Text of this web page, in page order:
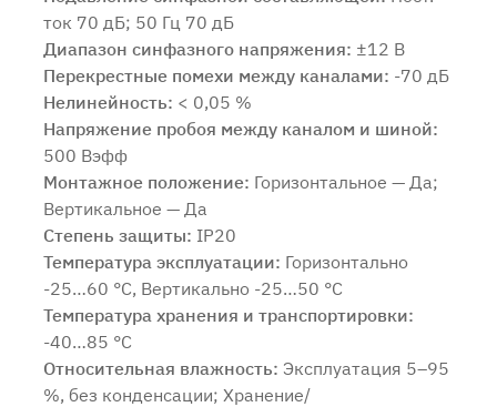
ток 70 дБ; 50 Гц 70 дБ
Диапазон синфазного напряжения: ±12 В
Перекрестные помехи между каналами: -70 дБ
Нелинейность: < 0,05 %
Напряжение пробоя между каналом и шиной:
500 Вэфф
Монтажное положение: Горизонтальное — Да;
Вертикальное — Да
Степень защиты: IP20
Температура эксплуатации: Горизонтально
-25…60 °C, Вертикально -25…50 °C
Температура хранения и транспортировки:
-40…85 °C
Относительная влажность: Эксплуатация 5–95
%, без конденсации; Хранение/